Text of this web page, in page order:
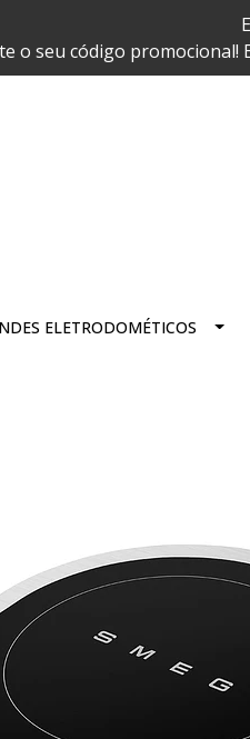
o seu código promocional!
ELETRODOMÉTICOS